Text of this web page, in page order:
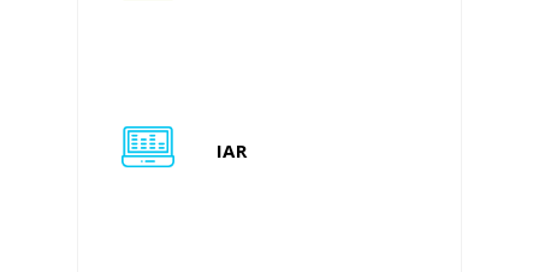
IAR